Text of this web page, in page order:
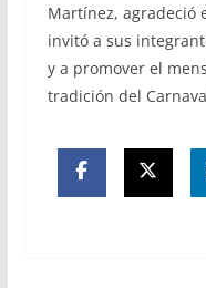
Martínez, agradeció
invitó a sus
y a promover el
tradición del